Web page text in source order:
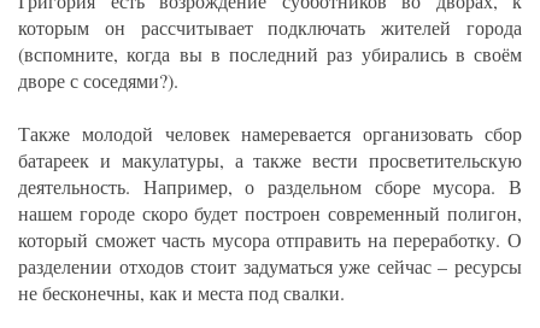
которым он рассчитывает подключать жителей города
(вспомните, когда вы в последний раз убирались в своём
дворе с соседями?).
Также молодой человек намеревается организовать сбор
батареек и макулатуры, а также вести просветительскую
деятельность. Например, о раздельном сборе мусора. В
нашем городе скоро будет построен современный полигон,
который сможет часть мусора отправить на переработку. О
разделении отходов стоит задуматься уже сейчас – ресурсы
не бесконечны, как и места под свалки.